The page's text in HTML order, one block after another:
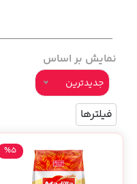
نمایش بر اساس
جدیدترین
فیلترها
%5